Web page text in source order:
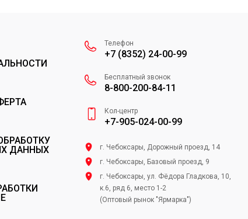
ДАННЫХ
Телефон
+7 (8352) 24-00-99
Бесплатный звонок
8-800-200-84-11
Кол-центр
+7-905-024-00-99
г. Чебоксары, Дорожный проезд, 14
г. Чебоксары, Базовый проезд, 9
г. Чебоксары, ул. Фёдора Гладкова, 10,
к.6, ряд 6, место 1-2
(Оптовый рынок "Ярмарка")